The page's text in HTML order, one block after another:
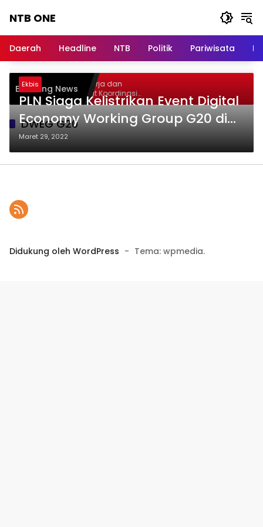
NTB ONE
dan
Berita
Lombok
Daerah Headline NTB Politik Pariwisata
Breaking News
Audiensi, Jasa Raharja dan
PANRB Perkuat Koordinasi
Kepatuhan PKB dan SWDKLLJ
DWEG G20
Ekbis
PLN Siaga Kelistrikan Event Digital
Economy Working Group G20 di
Senggigi Lombok
Maret 29, 2022
Didukung oleh WordPress - Tema: wpmedia.